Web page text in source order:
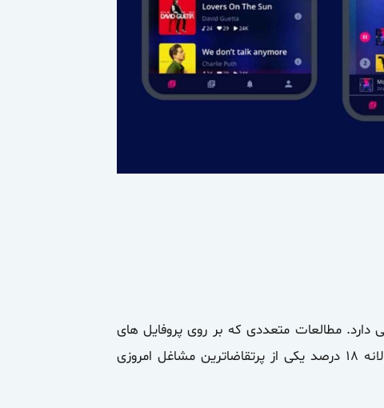
دارد. مطالعات متعددی که بر روی پروفایل های
UX و UI انجام شده نشان می دهد که این مهارت ها با رشد سالانه 18 درصد یکی از پرتقاضاترین مشاغل امروزی